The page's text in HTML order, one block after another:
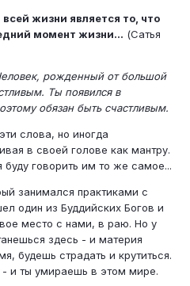
жизни является то, что
момент жизни... (Сатья
рожденный от большой
Ты появился в
обязан быть счастливым.
слова, но иногда
в своей голове как мантру.
буду говорить им то же самое...
занимался практиками с
один из Буддийских Богов и
место с нами, в раю. Но у
здесь - и материя
будешь страдать и крутиться.
и ты умираешь в этом мире.